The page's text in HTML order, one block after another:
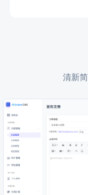
清新